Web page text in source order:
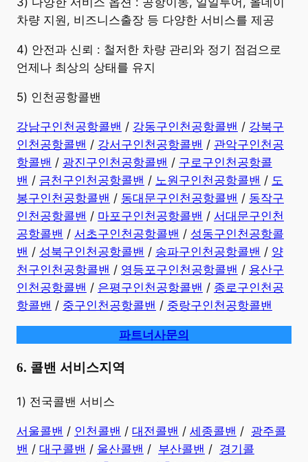
차량 지원, 비즈니스출장 등 다양한 서비스를 제공
4) 안전과 신뢰 : 철저한 차량 관리와 정기 점검으로
언제나 최상의 상태를 유지
5) 인천공항콜밴
강남구인천공항콜밴 / 강동구인천공항콜밴 / 강북구
인천공항콜밴 / 강서구인천공항콜밴 / 관악구인천공
항콜밴 / 광진구인천공항콜밴 / 구로구인천공항콜
밴 / 금천구인천공항콜밴 / 노원구인천공항콜밴 / 도
봉구인천공항콜밴 / 동대문구인천공항콜밴 / 동작구
인천공항콜밴 / 마포구인천공항콜밴 / 서대문구인천
공항콜밴 / 서초구인천공항콜밴 / 성동구인천공항콜
밴 / 성북구인천공항콜밴 / 송파구인천공항콜밴 / 양
천구인천공항콜밴 / 영등포구인천공항콜밴 / 용산구
인천공항콜밴 / 은평구인천공항콜밴 / 종로구인천공
항콜밴 / 중구인천공항콜밴 / 중랑구인천공항콜밴
파트너사문의
6. 콜밴 서비스지역
​1) 전국콜밴 서비스
서울콜밴 / 인천콜밴 / 대전콜밴 / 세종콜밴 / 광주콜
밴 / 대구콜밴 / 울산콜밴 / 부산콜밴 / 경기콜